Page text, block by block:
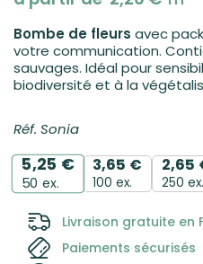
Bombe de fleurs avec
votre communication.
sauvages. Idéal pour
biodiversité et à la
Réf. Sonia
5,25 €
50 ex.
3,65 €
100 ex.
2,65
250 ex.
Livraison gratuite en
Paiements sécurisés